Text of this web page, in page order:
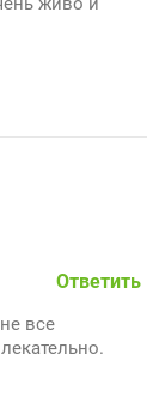
Ответить
все